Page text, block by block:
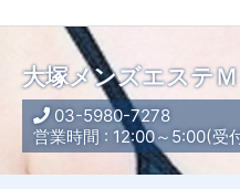
大塚メンズエステ
03-5980-7278
営業時間 : 12:00～5:00(受